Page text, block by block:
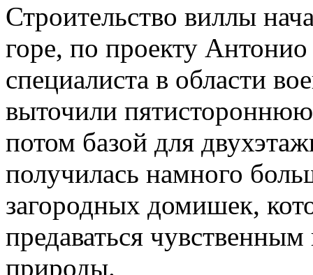
Строительство виллы
горе, по проекту
специалиста в области
выточили
потом базой для
получилась намного
загородных домишек,
предаваться
природы.